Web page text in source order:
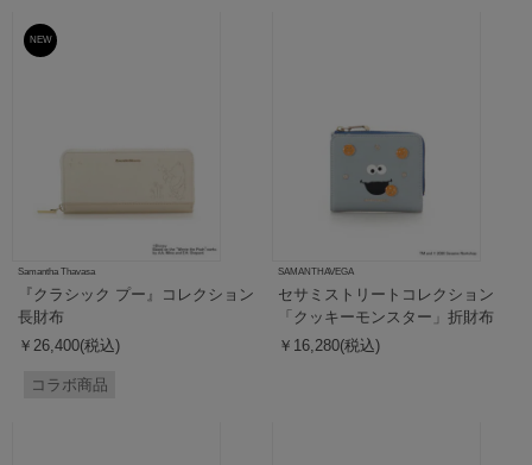
予約
NEW
Samantha Thavasa
『クラシック プー』コレクション
長財布
￥26,400(税込)
コラボ商品
SAMANTHAVEGA
セサミストリートコレクション
「クッキーモンスター」折財布
￥16,280(税込)